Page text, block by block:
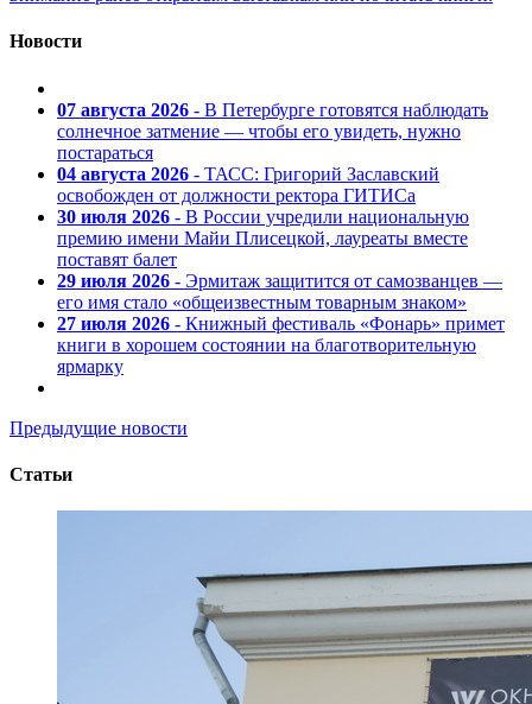
Новости
07 августа 2026 - В Петербурге готовятся наблюдать
солнечное затмение — чтобы его увидеть, нужно
постараться
04 августа 2026 - ТАСС: Григорий Заславский
освобожден от должности ректора ГИТИСа
30 июля 2026 - В России учредили национальную
премию имени Майи Плисецкой, лауреаты вместе
поставят балет
29 июля 2026 - Эрмитаж защитится от самозванцев —
его имя стало «общеизвестным товарным знаком»
27 июля 2026 - Книжный фестиваль «Фонарь» примет
книги в хорошем состоянии на благотворительную
ярмарку
Предыдущие новости
Статьи